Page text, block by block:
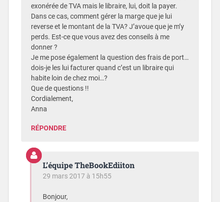
exonérée de TVA mais le libraire, lui, doit la payer.
Dans ce cas, comment gérer la marge que je lui
reverse et le montant de la TVA? J’avoue que je m’y
perds. Est-ce que vous avez des conseils à me
donner ?
Je me pose également la question des frais de port…
dois-je les lui facturer quand c’est un libraire qui
habite loin de chez moi…?
Que de questions !!
Cordialement,
Anna
RÉPONDRE
L’équipe TheBookEdiiton
29 mars 2017 à 15h55
Bonjour,